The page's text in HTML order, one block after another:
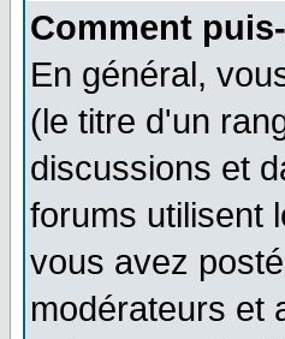
Comment
En général,
(le titre d'un
discussions et
forums utilisent
vous avez
modérateurs et